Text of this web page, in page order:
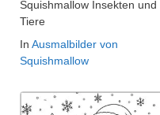
Squishmallow Insekten und
Tiere
In Ausmalbilder von
Squishmallow